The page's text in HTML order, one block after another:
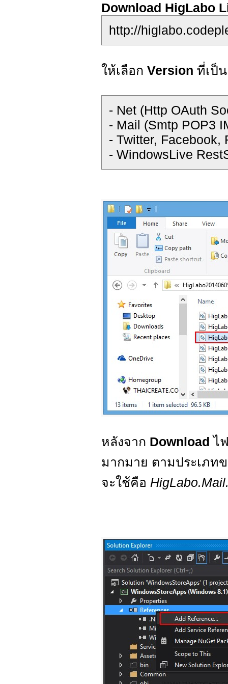
Download HigLabo
http://
ให้เลือก Version ที่เป็
- Net (Http OAuth
- Mail (Smtp POP3
- Twitter, Facebook,
- WindowsLive
หลังจาก Download ไ
มากมาย ตามประเภท
จะใช้คือ